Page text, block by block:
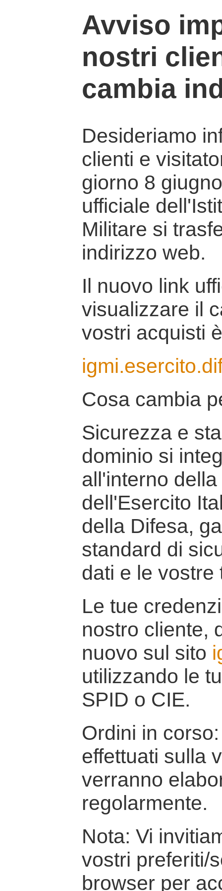
Avviso
nostri
cambia
Desideriamo
clienti e
giorno 8
ufficiale
Militare si
indirizzo web.
Il nuovo link
visualizzare il
vostri acquisti
Cosa cambia
Sicurezza e
dominio si
all'interno
dell'Esercito
della Difesa,
standard di
dati e le vostre
Le tue
nostro cliente,
nuovo sul sito
utilizzando le
SPID o CIE.
Ordini in
effettuati sulla
verranno
regolarmente.
Nota: Vi
vostri preferiti/
browser per